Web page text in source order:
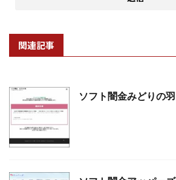
関連記事
ソフト闇金みどりの羽